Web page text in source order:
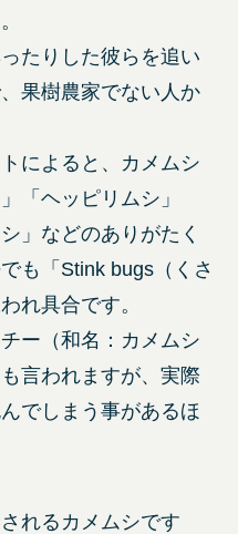
たりした彼らを追い
果樹農家でない人か
によると、カメムシ
「ヘッピリムシ」
」などのありがたく
も「Stink bugs（くさ
れ具合です。
ー（和名：カメムシ
言われますが、実際
でしまう事があるほ
れるカメムシです